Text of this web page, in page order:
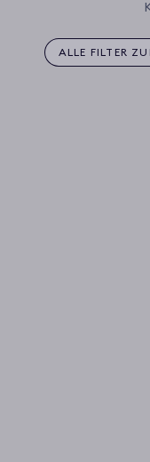
ALLE FILTER